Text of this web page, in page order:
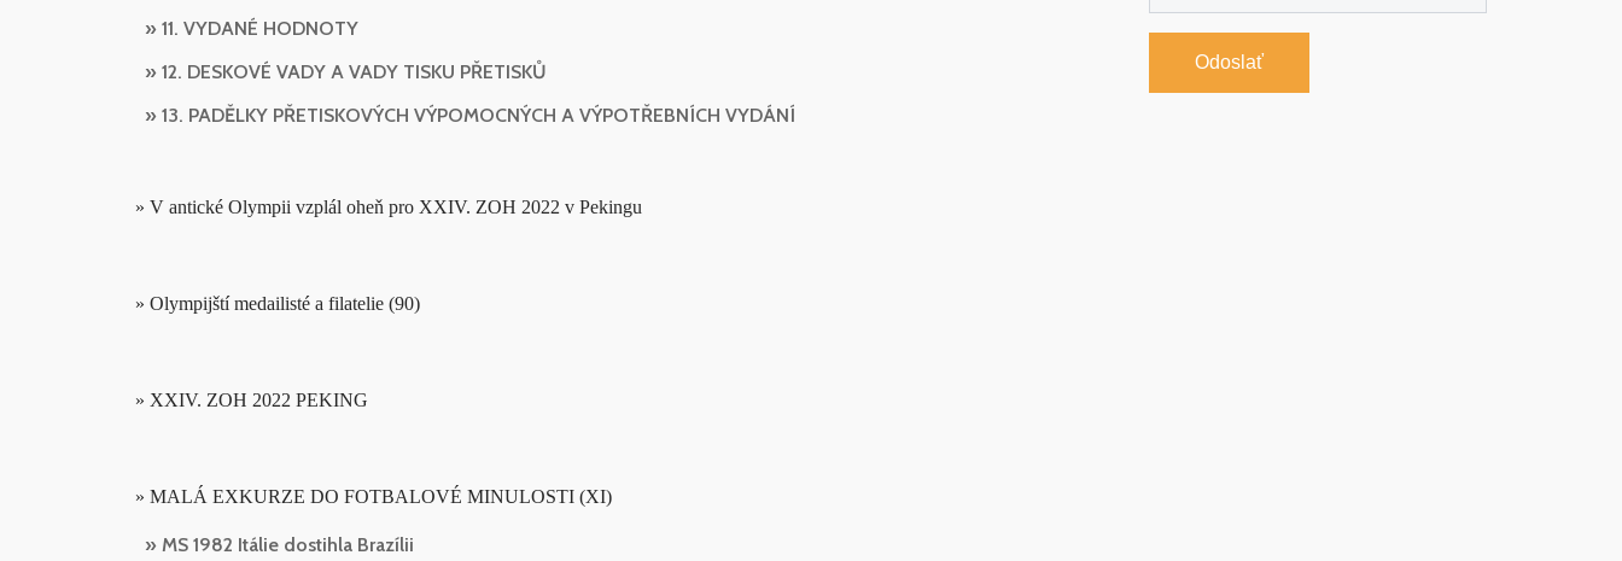
» 11. VYDANÉ HODNOTY
» 12. DESKOVÉ VADY A VADY TISKU PŘETISKŮ
» 13. PADĚLKY PŘETISKOVÝCH VÝPOMOCNÝCH A VÝPOTŘEBNÍCH VYDÁNÍ
» V antické Olympii vzplál oheň pro XXIV. ZOH 2022 v Pekingu
» Olympijští medailisté a filatelie (90)
» XXIV. ZOH 2022 PEKING
» MALÁ EXKURZE DO FOTBALOVÉ MINULOSTI (XI)
» MS 1982 Itálie dostihla Brazílii
Odoslať